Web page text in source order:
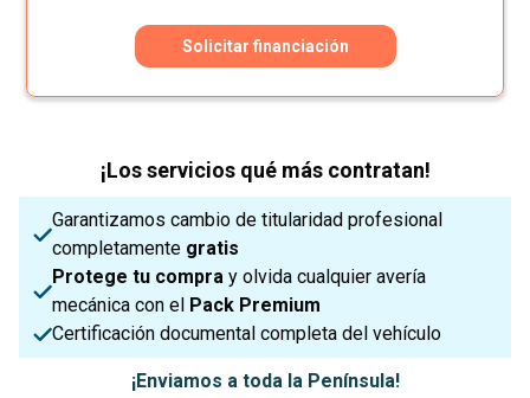
Solicitar financiación
¡Los servicios qué más contratan!
Garantizamos cambio de titularidad profesional
completamente gratis
Protege tu compra y olvida cualquier avería
mecánica con el Pack Premium
Certificación documental completa del vehículo
¡Enviamos a toda la Península!